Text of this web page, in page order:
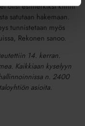
olisi esimerkiksi kiinni
satutaan hakemaan.
tunnistetaan myös
Rekonen sanoo.
14. kerran​.
Kaikkiaan kyselyyn
n. 2400
asioita.